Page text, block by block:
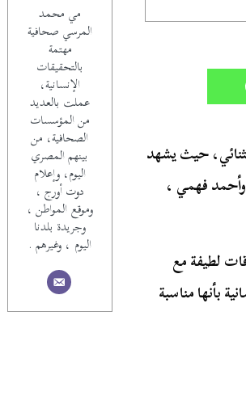
مي محمد
المرسي صحافية
مهتمة
بالتحقيقات
الإنسانية،
عملت بالعديد
من المؤسسات
الصحافية، من
بينهم المصري
اليوم، وإعلام
دوت أورج ،
وموقع المواطن ،
وجريدة بلدنا
اليوم ، وغيرهم .
استثنائي، حيث يشهد
وأحمد فهمي ،
لطيفة مع
السينما ودور العرض. وتتميز أفلام عيد الأضحى 2023 الثمانية بأنها مناسبة